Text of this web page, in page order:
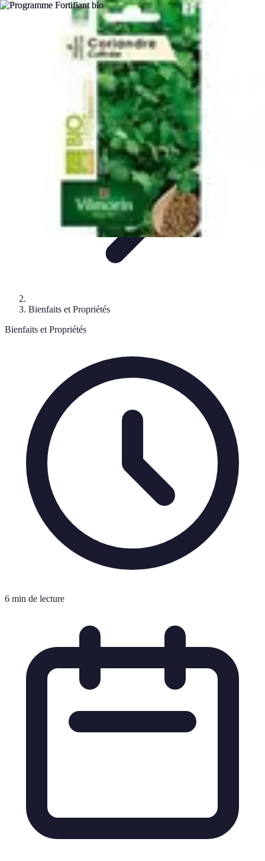
Fruits de Saison
Alimentation saineArticles Mensuels
Fruits de Saison
Bienfaits et Propriétés
Bienfaits et Propriétés
6 min de lecture